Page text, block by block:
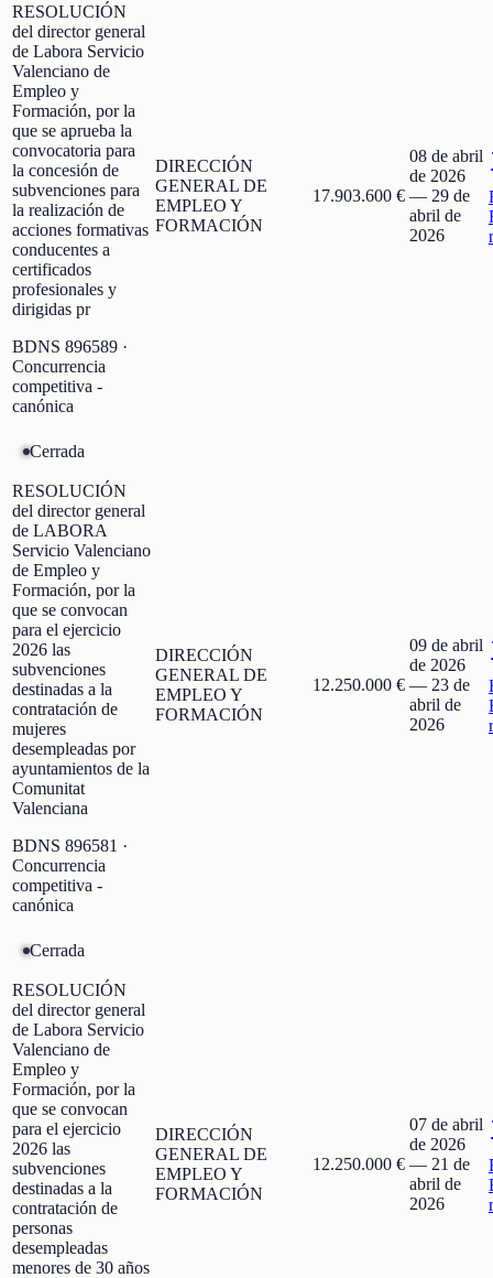
RESOLUCIÓN
del director general
de Labora Servicio
Valenciano de
Empleo y
Formación, por la
que se aprueba la
convocatoria para
la concesión de
subvenciones para
la realización de
acciones formativas
conducentes a
certificados
profesionales y
dirigidas pr
BDNS 896589 ·
Concurrencia
competitiva -
canónica
DIRECCIÓN
GENERAL DE
EMPLEO Y
FORMACIÓN
17.903.600 €
08 de abril
de 2026
— 29 de
abril de
2026
Cerrada
RESOLUCIÓN
del director general
de LABORA
Servicio Valenciano
de Empleo y
Formación, por la
que se convocan
para el ejercicio
2026 las
subvenciones
destinadas a la
contratación de
mujeres
desempleadas por
ayuntamientos de la
Comunitat
Valenciana
BDNS 896581 ·
Concurrencia
competitiva -
canónica
DIRECCIÓN
GENERAL DE
EMPLEO Y
FORMACIÓN
12.250.000 €
09 de abril
de 2026
— 23 de
abril de
2026
Cerrada
RESOLUCIÓN
del director general
de Labora Servicio
Valenciano de
Empleo y
Formación, por la
que se convocan
para el ejercicio
2026 las
subvenciones
destinadas a la
contratación de
personas
desempleadas
menores de 30 años
DIRECCIÓN
GENERAL DE
EMPLEO Y
FORMACIÓN
12.250.000 €
07 de abril
de 2026
— 21 de
abril de
2026